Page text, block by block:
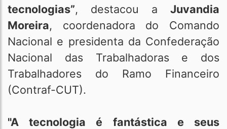
tecnologias”, destacou a Juvandia
Moreira, coordenadora do Comando
Nacional e presidenta da Confederação
Nacional das Trabalhadoras e dos
Trabalhadores do Ramo Financeiro
(Contraf-CUT).
"A tecnologia é fantástica e seus